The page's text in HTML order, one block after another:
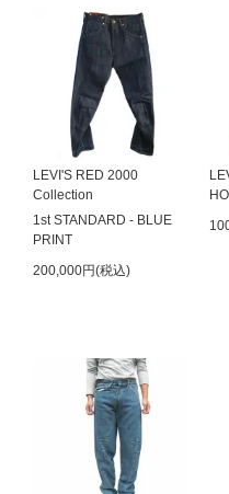
LEVI'S RED 2000
Collection
1st STANDARD - BLUE
PRINT
200,000円(税込)